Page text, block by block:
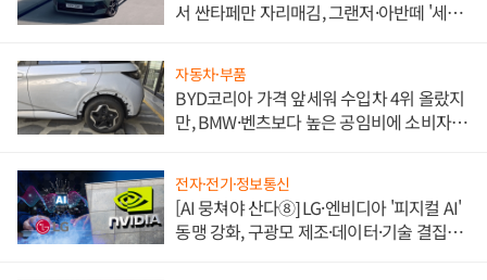
서 싼타페만 자리매김, 그랜저·아반떼 '세단
자동차·부품
BYD코리아 가격 앞세워 수입차 4위 올랐지
만, BMW·벤츠보다 높은 공임비에 소비자
전자·전기·정보통신
[AI 뭉쳐야 산다⑧] LG·엔비디아 '피지컬 AI'
동맹 강화, 구광모 제조·데이터·기술 결집